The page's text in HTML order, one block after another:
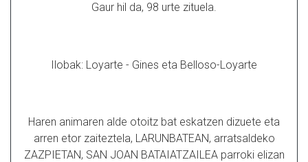
Gaur hil da, 98 urte zituela.
Ilobak: Loyarte - Gines eta Belloso-Loyarte
Haren animaren alde otoitz bat eskatzen dizuete eta
arren etor zaiteztela, LARUNBATEAN, arratsaldeko
ZAZPIETAN, SAN JOAN BATAIATZAILEA parroki elizan